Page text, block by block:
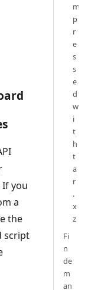
If you
a
the
script
m
p
r
e
s
s
e
d
w
i
t
h
t
a
r
.
x
z
Fi
n
de
m
an